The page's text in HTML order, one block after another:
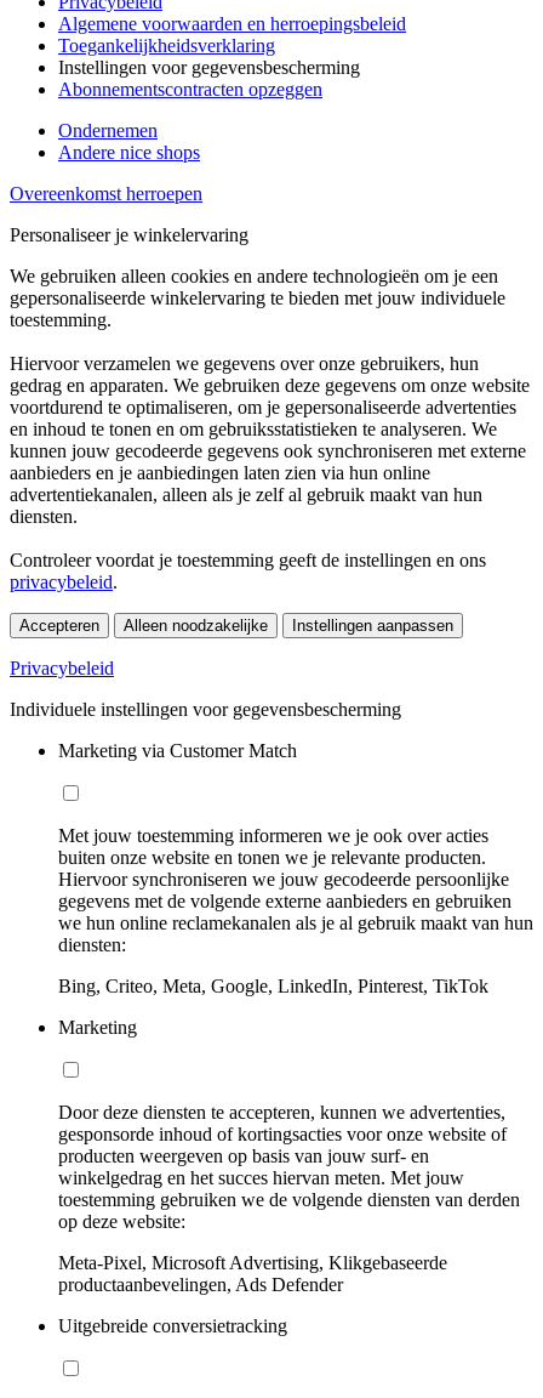
Algemene voorwaarden en herroepingsbeleid
Toegankelijkheidsverklaring
Instellingen voor gegevensbescherming
Abonnementscontracten opzeggen
Ondernemen
Andere nice shops
Overeenkomst herroepen
Personaliseer je winkelervaring
We gebruiken alleen cookies en andere technologieën om je een
gepersonaliseerde winkelervaring te bieden met jouw individuele
toestemming.
Hiervoor verzamelen we gegevens over onze gebruikers, hun
gedrag en apparaten. We gebruiken deze gegevens om onze website
voortdurend te optimaliseren, om je gepersonaliseerde advertenties
en inhoud te tonen en om gebruiksstatistieken te analyseren. We
kunnen jouw gecodeerde gegevens ook synchroniseren met externe
aanbieders en je aanbiedingen laten zien via hun online
advertentiekanalen, alleen als je zelf al gebruik maakt van hun
diensten.
Controleer voordat je toestemming geeft de instellingen en ons
privacybeleid.
Accepteren Alleen noodzakelijke Instellingen aanpassen
Privacybeleid
Individuele instellingen voor gegevensbescherming
Marketing via Customer Match
Met jouw toestemming informeren we je ook over acties
buiten onze website en tonen we je relevante producten.
Hiervoor synchroniseren we jouw gecodeerde persoonlijke
gegevens met de volgende externe aanbieders en gebruiken
we hun online reclamekanalen als je al gebruik maakt van hun
diensten:
Bing, Criteo, Meta, Google, LinkedIn, Pinterest, TikTok
Marketing
Door deze diensten te accepteren, kunnen we advertenties,
gesponsorde inhoud of kortingsacties voor onze website of
producten weergeven op basis van jouw surf- en
winkelgedrag en het succes hiervan meten. Met jouw
toestemming gebruiken we de volgende diensten van derden
op deze website:
Meta-Pixel, Microsoft Advertising, Klikgebaseerde
productaanbevelingen, Ads Defender
Uitgebreide conversietracking